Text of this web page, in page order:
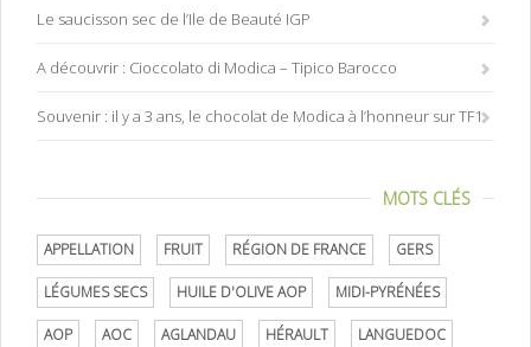
Le saucisson sec de l’Ile de Beauté IGP
A découvrir : Cioccolato di Modica – Tipico Barocco
Souvenir : il y a 3 ans, le chocolat de Modica à l’honneur sur TF1
MOTS CLÉS
APPELLATION FRUIT RÉGION DE FRANCE GERS
LÉGUMES SECS HUILE D'OLIVE AOP MIDI-PYRÉNÉES
AOP AOC AGLANDAU HÉRAULT LANGUEDOC